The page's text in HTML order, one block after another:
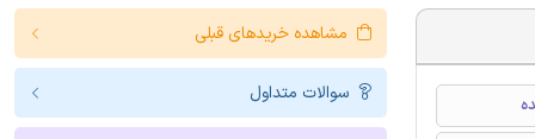
مشاهده خریدهای قبلی
سوالات متداول